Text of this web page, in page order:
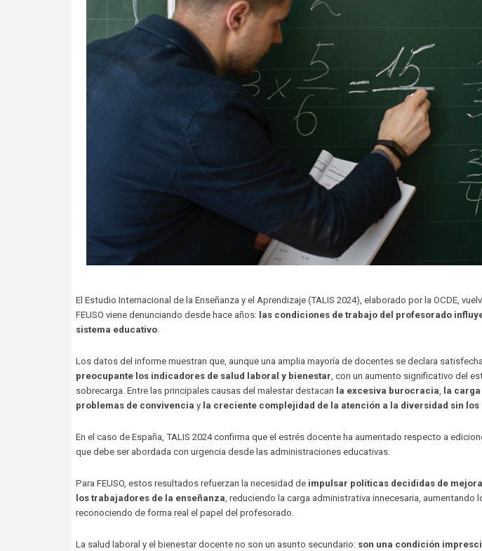
El Estudio Internacional de la Enseñanza y el Aprendizaje (TALIS 2024), elaborado por la OCDE,
FEUSO viene denunciando desde hace años: las condiciones de trabajo del profesorado
sistema educativo
Los datos del informe muestran que, aunque una amplia mayoría de docentes se declara
preocupante los indicadores de salud laboral y bienestar , con un aumento significativo del
sobrecarga. Entre las principales causas del malestar destacan la excesiva burocracia la
problemas de convivencia y la creciente complejidad de la atención a la diversidad sin los
En el caso de España, TALIS 2024 confirma que el estrés docente ha aumentado respecto a
que debe ser abordada con urgencia desde las administraciones educativas.
Para FEUSO, estos resultados refuerzan la necesidad de impulsar políticas decididas de
los trabajadores de la enseñanza , reduciendo la carga administrativa innecesaria,
reconociendo de forma real el papel del profesorado.
La salud laboral y el bienestar docente no son un asunto secundario: son una condición